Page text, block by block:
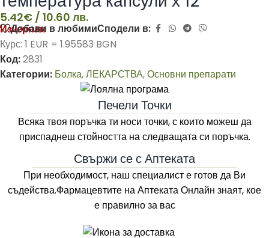
5.42€ / 10.60 лв.
Изчерпан
Добави в любимиСподели в:
Курс: 1 EUR = 1.95583 BGN
Код:2831
Категории: Болка,ЛЕКАРСТВА,Основни препарати
Печели Точки
Всяка твоя поръчка ти носи точки, с които можеш да
приспаднеш стойността на следващата си поръчка.
Свържи се с Аптеката
При необходимост, наш специалист е готов да Ви
съдейства.Фармацевтите наАптеката Онлайн знаят, кое
е правилно за вас